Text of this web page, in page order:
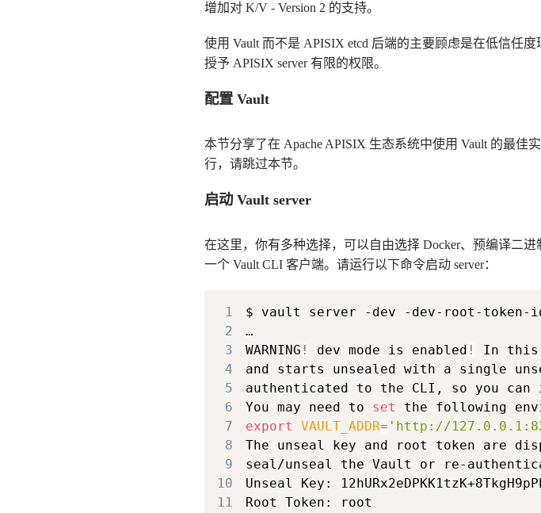
增加对 K/V - Version 2 的支持。
使用 Vault 而不是 APISIX etcd 后端的主要顾虑是在低信任
授予 APISIX server 有限的权限。
配置 Vault
本节分享了在 Apache APISIX 生态系统中使用 Vault 的最
行，请跳过本节。
启动 Vault server
在这里，你有多种选择，可以自由选择 Docker、预编译二
一个 Vault CLI 客户端。请运行以下命令启动 server：
1 $ vault server -dev -dev-root-token-
2
3
WARNING ! dev mode is enabled !
4
5
6
You may need to set
7
export VAULT_ADDR= 'http://
8
The unseal key and root token are
9
10
Unseal Key:
11